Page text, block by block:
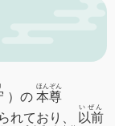
）の 本尊
ほんぞん
られており、 以前
いぜん